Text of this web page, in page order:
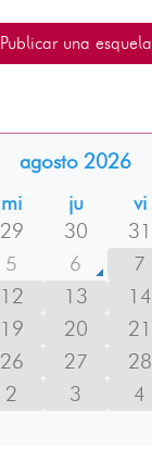
Publicar una esquela
agosto 2026
mi ju vi
29 30 31
5 6 7
12 13 14
19 20 21
26 27 28
2 3 4